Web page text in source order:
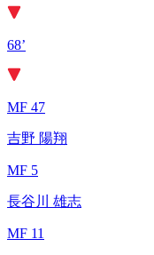
68’
MF 47
吉野 陽翔
MF 5
長谷川 雄志
MF 11